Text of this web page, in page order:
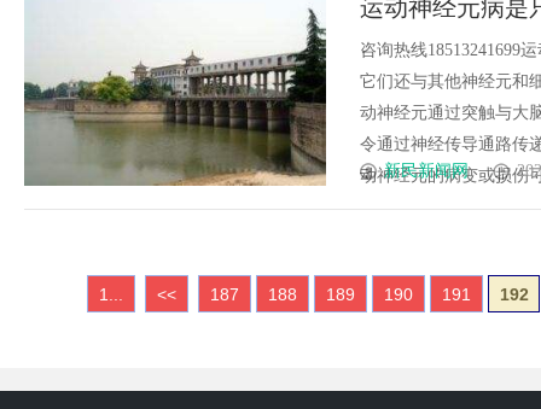
运动神经元病是
咨询热线18513241699
它们还与其他神经元和
动神经元通过突触与大
令通过神经传导通路传
动神经元的病变或损伤
新民新闻网
1... << 187 188 189 190 191 192